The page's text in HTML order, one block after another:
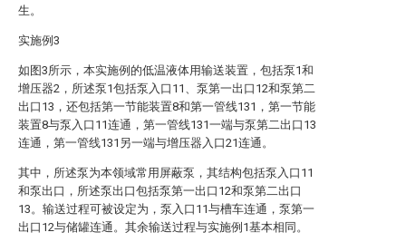
生。
实施例3
如图3所示，本实施例的低温液体用输送装置，包括泵1和
增压器2，所述泵1包括泵入口11、泵第一出口12和泵第二
出口13，还包括第一节能装置8和第一管线131，第一节能
装置8与泵入口11连通，第一管线131一端与泵第二出口13
连通，第一管线131另一端与增压器入口21连通。
其中，所述泵为本领域常用屏蔽泵，其结构包括泵入口11
和泵出口，所述泵出口包括泵第一出口12和泵第二出口
13。输送过程可被设定为，泵入口11与槽车连通，泵第一
出口12与储罐连通。其余输送过程与实施例1基本相同。